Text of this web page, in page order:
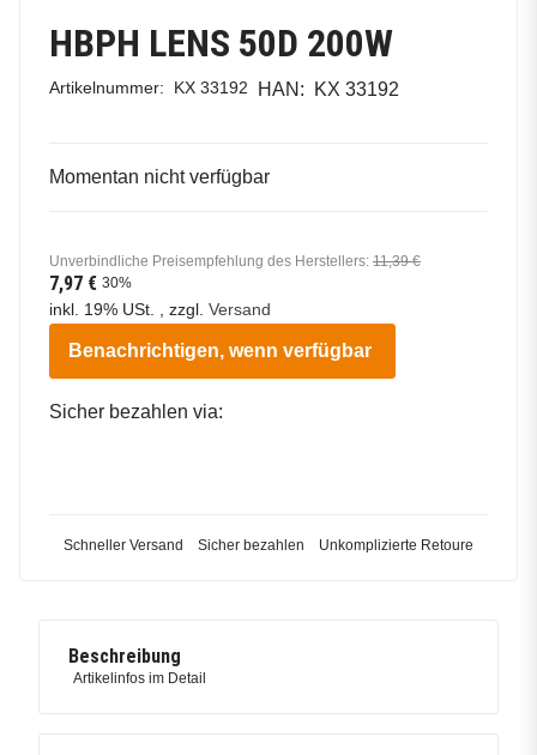
HBPH LENS 50D 200W
Artikelnummer: KX 33192 HAN: KX 33192
Momentan nicht verfügbar
Unverbindliche Preisempfehlung des Herstellers: 11,39 €
7,97 € 30%
inkl. 19% USt. , zzgl. Versand
Benachrichtigen, wenn verfügbar
Sicher bezahlen via:
Schneller Versand Sicher bezahlen Unkomplizierte Retoure
Beschreibung
Artikelinfos im Detail